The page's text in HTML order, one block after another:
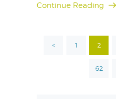
Continue Reading
Paginación
< PAGE
1 PAGE
2
PAGE
62